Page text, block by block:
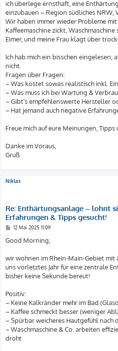
a
g
ich überlege ernsthaft, eine
einzubauen – Region südliches NRW,
Wir haben immer wieder Probleme
Kaffeemaschine zickt,
Eimer, und meine Frau klagt über
Ich hab mich ein bisschen eingelesen,
nicht.
Fragen über Fragen:
– Was kostet sowas realistisch inkl.
– Was muss ich bei Wartung &
– Gibt’s empfehlenswerte Hersteller
– Hat jemand auch negative
Freue mich auf eure Meinungen, Tipps
Danke im Voraus,
Gruß
Niklas
Re: Enthärtungsanlage – lohnt
Erfahrungen & Tipps gesucht!
B
i
t
a
g
12 Mai 2025 11:09
Good Morning,
wir wohnen im Rhein-Main-Gebiet mit
uns vorletztes Jahr für eine zentrale
bisher keine Sekunde bereut!
Positiv:
– Keine Kalkränder mehr im Bad
– Kaffee schmeckt besser (weniger
– Spürbar weicheres Hautgefühl nach
– Waschmaschine & Co. arbeiten
droht